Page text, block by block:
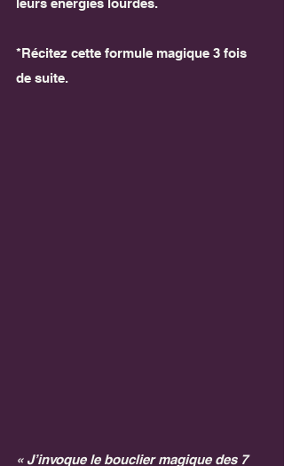
leurs énergies lourdes.
*Récitez cette formule magique 3 fois
de suite.
« J’invoque le bouclier magique des 7